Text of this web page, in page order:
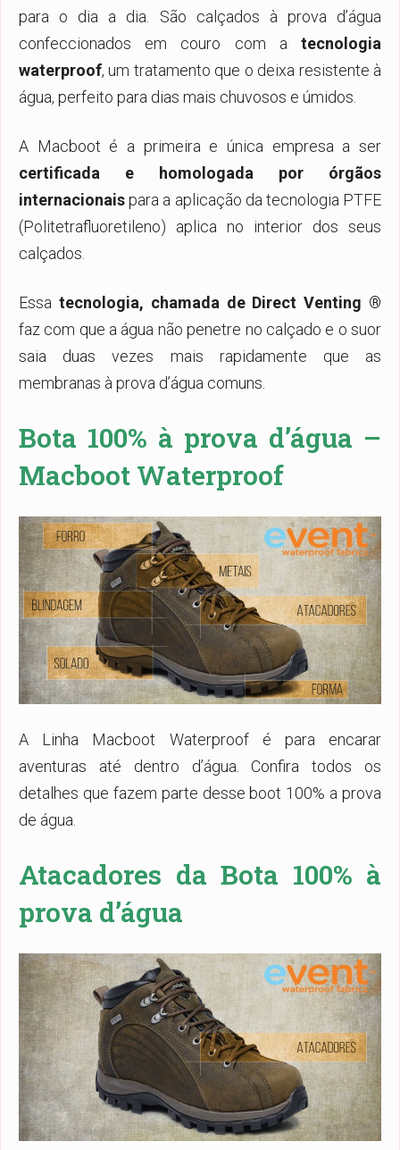
para o dia a dia. São calçados à prova d’água
confeccionados em couro com a tecnologia
waterproof, um tratamento que o deixa resistente à
água, perfeito para dias mais chuvosos e úmidos.
A Macboot é a primeira e única empresa a ser
certificada e homologada por órgãos
internacionaispara a aplicação da tecnologia PTFE
(Politetrafluoretileno) aplica no interior dos seus
calçados.
Essa tecnologia, chamada de Direct Venting ®
faz com que a água não penetre no calçado e o suor
saia duas vezes mais rapidamente que as
membranas à prova d’água comuns.
Bota 100% à prova d’água –
Macboot Waterproof
A Linha Macboot Waterproof é para encarar
aventuras até dentro d’água. Confira todos os
detalhes que fazem parte desse boot 100% a prova
de água.
Atacadores da Bota 100% à
prova d’água